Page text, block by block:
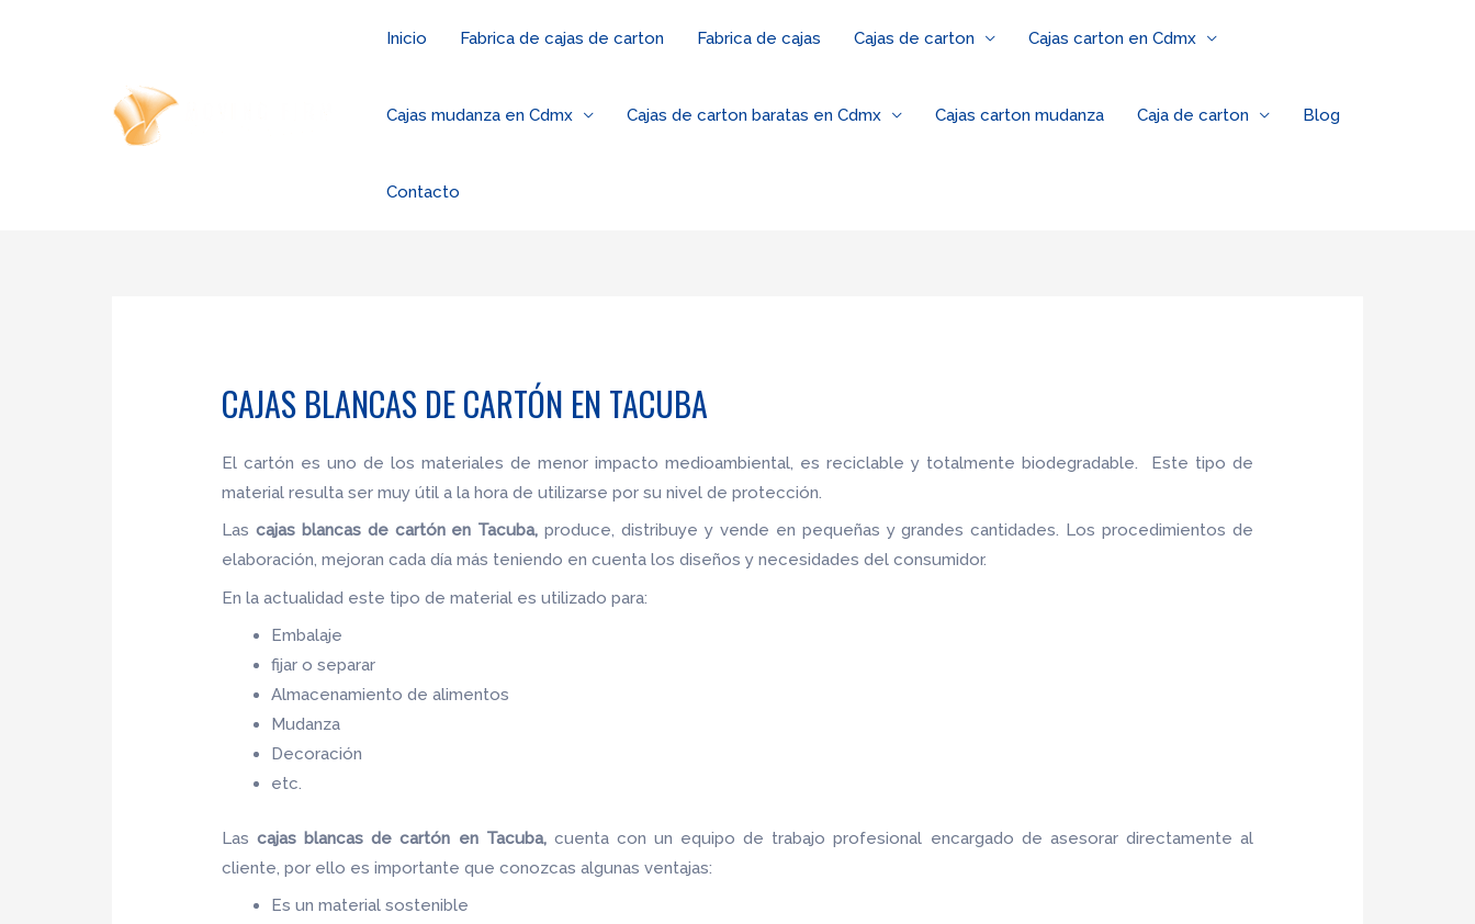
Inicio Fabrica de cajas de carton Fabrica de cajas Cajas de carton Cajas carton en Cdmx
Cajas mudanza en Cdmx Cajas de carton baratas en Cdmx Cajas carton mudanza Caja de carton Blog
Contacto
CAJAS BLANCAS DE CARTÓN EN TACUBA
El cartón es uno de los materiales de menor impacto medioambiental, es reciclable y totalmente biodegradable. Este tipo de
material resulta ser muy útil a la hora de utilizarse por su nivel de protección.
Las cajas blancas de cartón en Tacuba, produce, distribuye y vende en pequeñas y grandes cantidades. Los procedimientos de
elaboración, mejoran cada día más teniendo en cuenta los diseños y necesidades del consumidor.
En la actualidad este tipo de material es utilizado para:
Embalaje
fijar o separar
Almacenamiento de alimentos
Mudanza
Decoración
etc.
Lascajas blancas de cartón en Tacuba, cuenta con un equipo de trabajo profesional encargado de asesorar directamente al
cliente, por ello es importante que conozcas algunas ventajas:
Es un material sostenible